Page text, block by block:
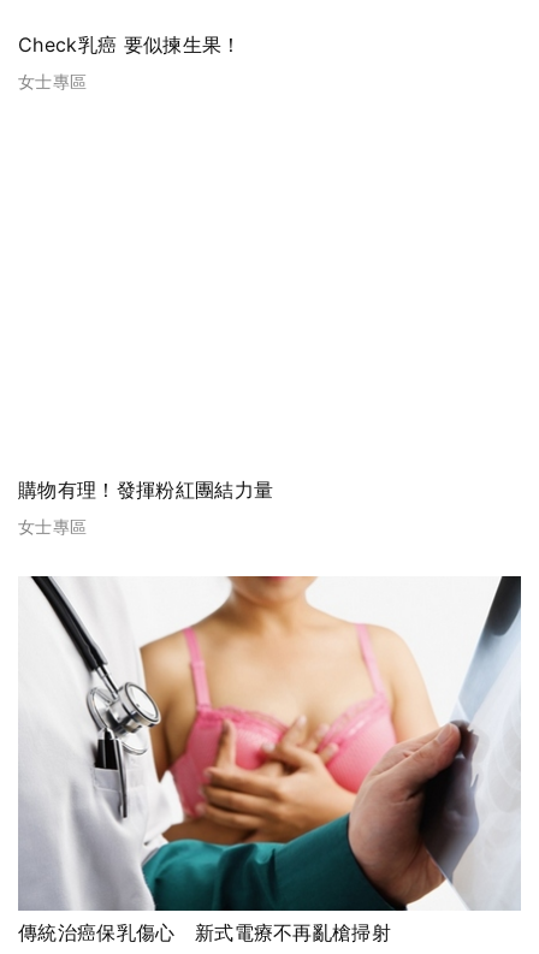
Check乳癌 要似揀生果！
女士專區
購物有理！發揮粉紅團結力量
女士專區
傳統治癌保乳傷心 新式電療不再亂槍掃射